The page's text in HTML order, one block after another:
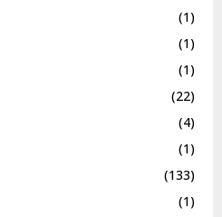
(1)
(1)
(1)
(22)
(4)
(1)
(133)
(1)